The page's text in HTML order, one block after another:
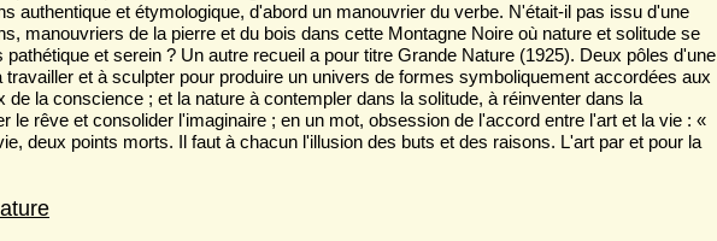
authentique et étymologique, d'abord un manouvrier du verbe. N'était-il pas issu d'une
manouvriers de la pierre et du bois dans cette Montagne Noire où nature et solitude se
pathétique et serein ? Un autre recueil a pour titre Grande Nature (1925). Deux pôles d'une
travailler et à sculpter pour produire un univers de formes symboliquement accordées aux
la conscience ; et la nature à contempler dans la solitude, à réinventer dans la
le rêve et consolider l'imaginaire ; en un mot, obsession de l'accord entre l'art et la vie : «
deux points morts. Il faut à chacun l'illusion des buts et des raisons. L'art par et pour la